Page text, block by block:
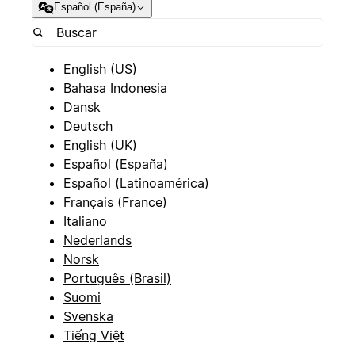
Español (España)
English (US)
Bahasa Indonesia
Dansk
Deutsch
English (UK)
Español (España)
Español (Latinoamérica)
Français (France)
Italiano
Nederlands
Norsk
Português (Brasil)
Suomi
Svenska
Tiếng Việt